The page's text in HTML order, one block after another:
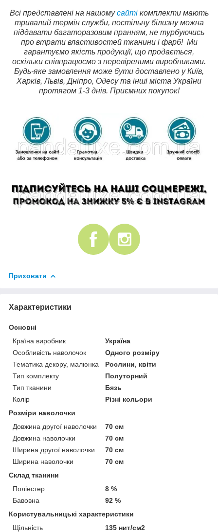
Всі представлені на нашомусайтікомплекти мають
тривалий термін служби, постільну білизну можна
піддавати багаторазовим пранням, не турбуючись
про втрати властивостей тканини і фарб! Ми
гарантуємо якість продукції, що продається,
оскільки співпрацюємо з перевіреними виробниками.
Будь-яке замовлення може бути доставлено у Київ,
Харків, Львів, Дніпро, Одесу та інші міста України
протягом 1-3 днів. Приємних покупок!
Приховати
Характеристики
Основні
Країна виробник
Україна
Особливість наволочок
Одного розміру
Тематика декору, малюнка
Рослини, квіти
Тип комплекту
Полуторний
Тип тканини
Бязь
Колір
Різні кольори
Розміри наволочки
Довжина другої наволочки
70 см
Довжина наволочки
70 см
Ширина другої наволочки
70 см
Ширина наволочки
70 см
Склад тканини
Поліестер
8 %
Бавовна
92 %
Користувальницькі характеристики
Щільність
135 нит/см2